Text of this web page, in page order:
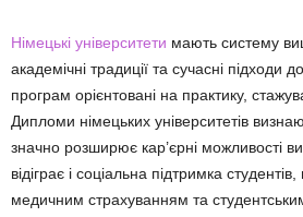
Німецькі університети мають систему
академічні традиції та сучасні підходи
програм орієнтовані на практику,
Дипломи німецьких університетів
значно розширює кар’єрні можливості
відіграє і соціальна підтримка
медичним страхуванням та